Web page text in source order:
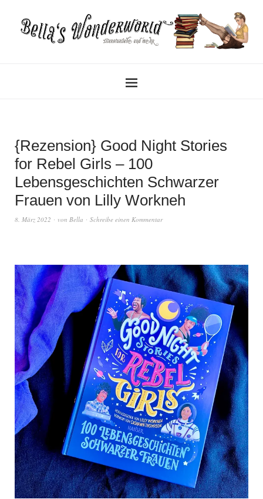
{Rezension} Good Night Stories
for Rebel Girls – 100
Lebensgeschichten Schwarzer
Frauen von Lilly Workneh
8. März 2022 von Bella Schreibe einen Kommentar